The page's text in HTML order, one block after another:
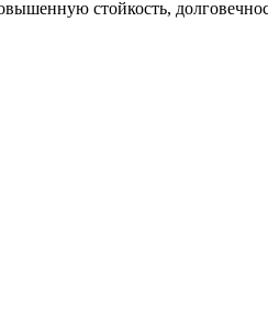
стойкость,